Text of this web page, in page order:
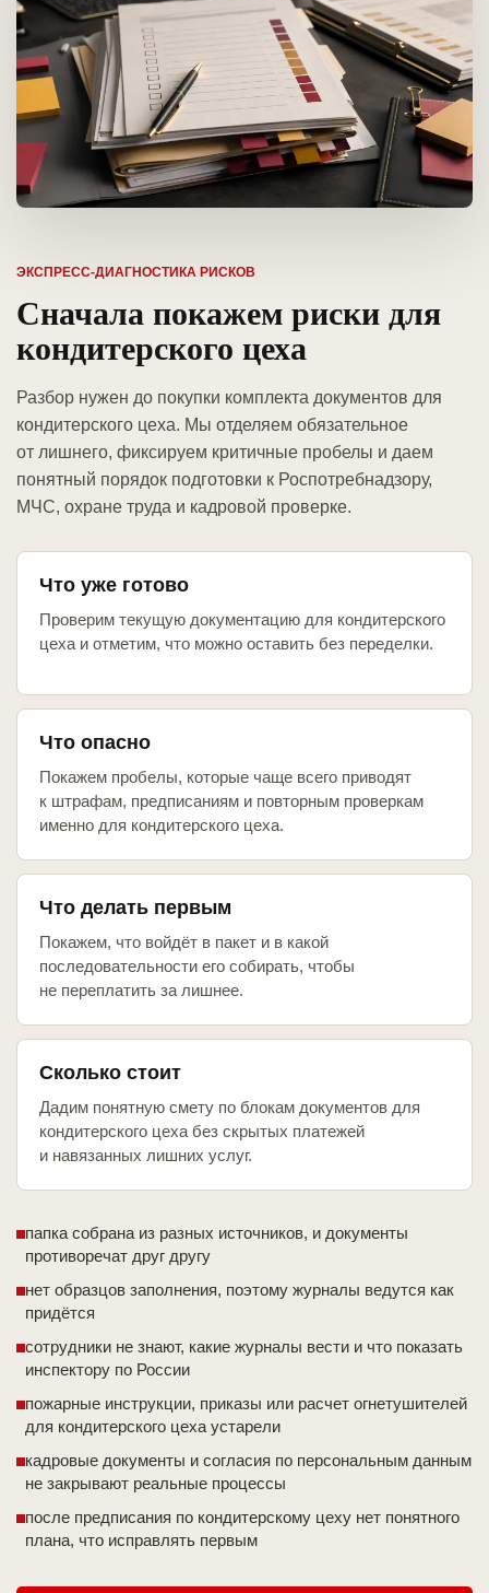
ЭКСПРЕСС-ДИАГНОСТИКА РИСКОВ
Сначала покажем риски для
кондитерского цеха
Разбор нужен до покупки комплекта документов для
кондитерского цеха. Мы отделяем обязательное
от лишнего, фиксируем критичные пробелы и даем
понятный порядок подготовки к Роспотребнадзору,
МЧС, охране труда и кадровой проверке.
Что уже готово
Проверим текущую документацию для кондитерского
цеха и отметим, что можно оставить без переделки.
Что опасно
Покажем пробелы, которые чаще всего приводят
к штрафам, предписаниям и повторным проверкам
именно для кондитерского цеха.
Что делать первым
Покажем, что войдёт в пакет и в какой
последовательности его собирать, чтобы
не переплатить за лишнее.
Сколько стоит
Дадим понятную смету по блокам документов для
кондитерского цеха без скрытых платежей
и навязанных лишних услуг.
папка собрана из разных источников, и документы
противоречат друг другу
нет образцов заполнения, поэтому журналы ведутся как
придётся
сотрудники не знают, какие журналы вести и что показать
инспектору по России
пожарные инструкции, приказы или расчет огнетушителей
для кондитерского цеха устарели
кадровые документы и согласия по персональным данным
не закрывают реальные процессы
после предписания по кондитерскому цеху нет понятного
плана, что исправлять первым